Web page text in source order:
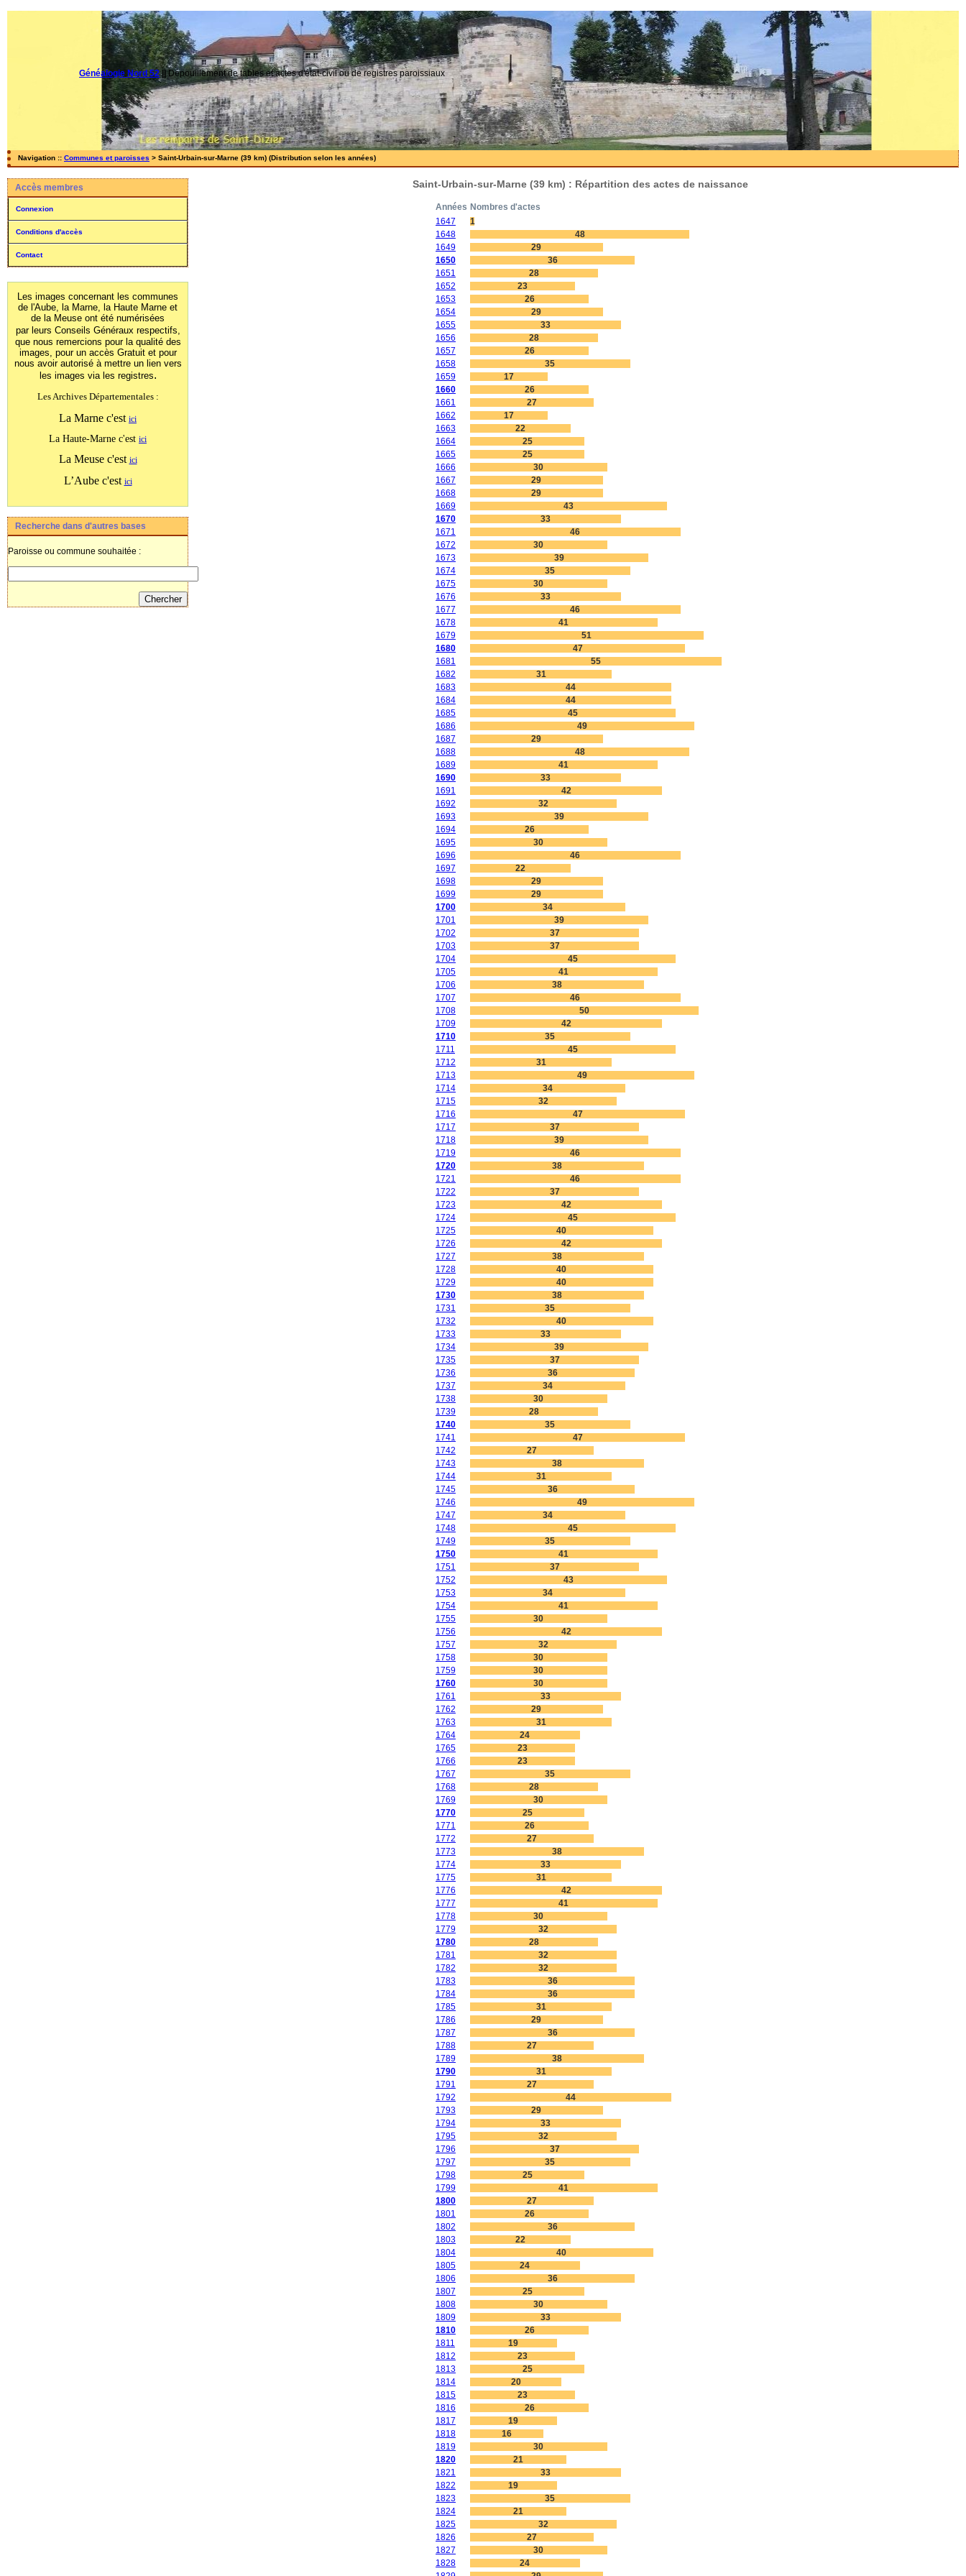
Généalogie Nord 52|| Dépouillement de tables et actes d'état-civil ou de registres paroissiaux
Navigation :: Communes et paroisses > Saint-Urbain-sur-Marne (39 km) (Distribution selon les années)
Accès membres
Connexion
Conditions d'accès
Contact
Les images concernant les communes
de l'Aube, la Marne, la Haute Marne et
de la Meuse ont été numérisées
par leurs Conseils Généraux respectifs,
que nous remercions pour la qualité des
images, pour un accès Gratuit et pour
nous avoir autorisé à mettre un lien vers
les images via les registres.
Les Archives Départementales :
La Marne c'est ici
La Haute-Marne c'est ici
La Meuse c'est ici
L’Aube c'est ici
Recherche dans d'autres bases
Paroisse ou commune souhaitée :
Saint-Urbain-sur-Marne (39 km) : Répartition des actes de naissance
Années Nombres d'actes
1647
1
1648
48
1649
29
1650
36
1651
28
1652
23
1653
26
1654
29
1655
33
1656
28
1657
26
1658
35
1659
17
1660
26
1661
27
1662
17
1663
22
1664
25
1665
25
1666
30
1667
29
1668
29
1669
43
1670
33
1671
46
1672
30
1673
39
1674
35
1675
30
1676
33
1677
46
1678
41
1679
51
1680
47
1681
55
1682
31
1683
44
1684
44
1685
45
1686
49
1687
29
1688
48
1689
41
1690
33
1691
42
1692
32
1693
39
1694
26
1695
30
1696
46
1697
22
1698
29
1699
29
1700
34
1701
39
1702
37
1703
37
1704
45
1705
41
1706
38
1707
46
1708
50
1709
42
1710
35
1711
45
1712
31
1713
49
1714
34
1715
32
1716
47
1717
37
1718
39
1719
46
1720
38
1721
46
1722
37
1723
42
1724
45
1725
40
1726
42
1727
38
1728
40
1729
40
1730
38
1731
35
1732
40
1733
33
1734
39
1735
37
1736
36
1737
34
1738
30
1739
28
1740
35
1741
47
1742
27
1743
38
1744
31
1745
36
1746
49
1747
34
1748
45
1749
35
1750
41
1751
37
1752
43
1753
34
1754
41
1755
30
1756
42
1757
32
1758
30
1759
30
1760
30
1761
33
1762
29
1763
31
1764
24
1765
23
1766
23
1767
35
1768
28
1769
30
1770
25
1771
26
1772
27
1773
38
1774
33
1775
31
1776
42
1777
41
1778
30
1779
32
1780
28
1781
32
1782
32
1783
36
1784
36
1785
31
1786
29
1787
36
1788
27
1789
38
1790
31
1791
27
1792
44
1793
29
1794
33
1795
32
1796
37
1797
35
1798
25
1799
41
1800
27
1801
26
1802
36
1803
22
1804
40
1805
24
1806
36
1807
25
1808
30
1809
33
1810
26
1811
19
1812
23
1813
25
1814
20
1815
23
1816
26
1817
19
1818
16
1819
30
1820
21
1821
33
1822
19
1823
35
1824
21
1825
32
1826
27
1827
30
1828
24